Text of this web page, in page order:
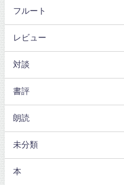
フルート
レビュー
対談
書評
朗読
未分類
本